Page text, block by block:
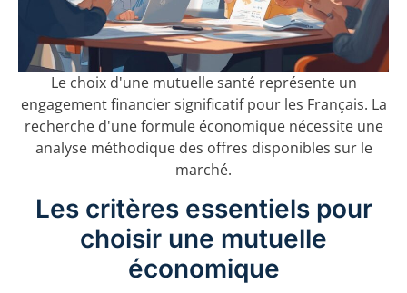
Le choix d'une mutuelle santé représente un
engagement financier significatif pour les Français. La
recherche d'une formule économique nécessite une
analyse méthodique des offres disponibles sur le
marché.
Les critères essentiels pour
choisir une mutuelle
économique